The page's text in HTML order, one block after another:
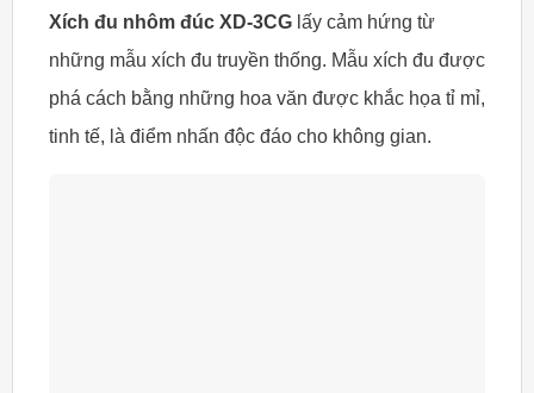
Xích đu nhôm đúc XD-3CGlấy cảm hứng từ
những mẫu xích đu truyền thống. Mẫu xích đu được
phá cách bằng những hoa văn được khắc họa tỉ mỉ,
tinh tế, là điểm nhấn độc đáo cho không gian.